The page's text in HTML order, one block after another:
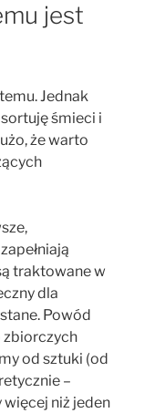
jest
Jednak
śmieci i
że warto
traktowane w
dla
Powód
zbiorczych
od sztuki (od
–
niż jeden